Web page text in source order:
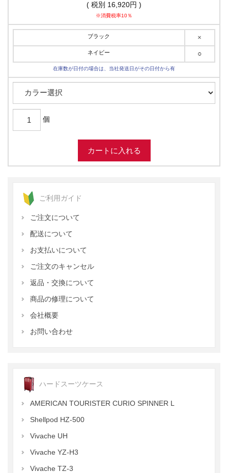
( 税別 16,920円 )
※消費税率10％
ブラック ×
ネイビー ○
在庫数が日付の場合は、当社発送日がその日付から有
個
ご利用ガイド
ご注文について
配送について
お支払いについて
ご注文のキャンセル
返品・交換について
商品の修理について
会社概要
お問い合わせ
ハードスーツケース
AMERICAN TOURISTER CURIO SPINNER L
Shellpod HZ-500
Vivache UH
Vivache YZ-H3
Vivache TZ-3